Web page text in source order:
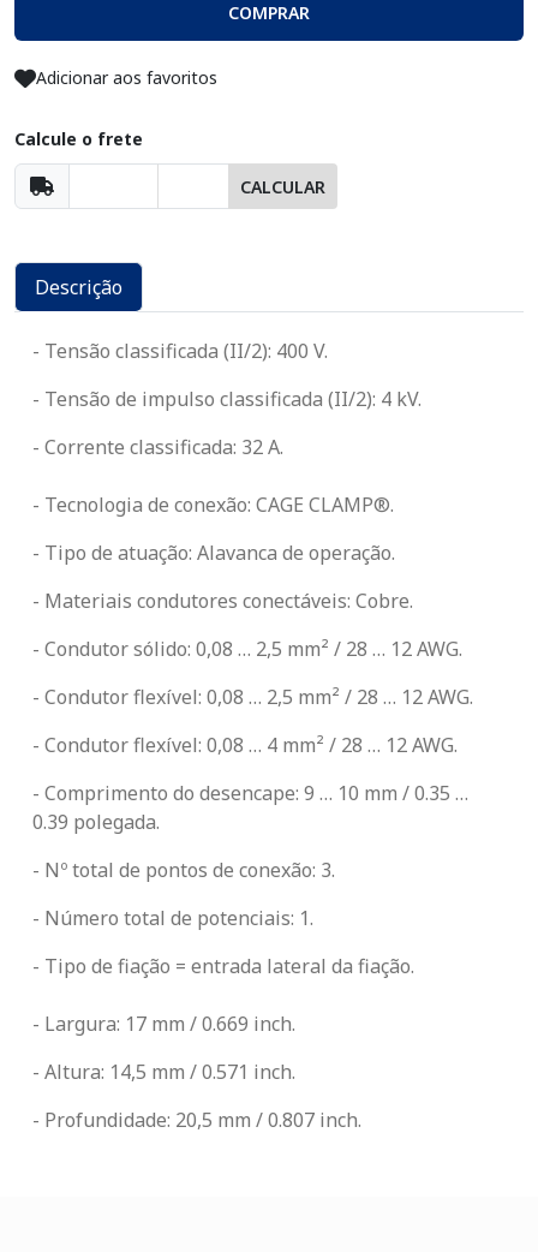
COMPRAR
Adicionar aos favoritos
Calcule o frete
CALCULAR
Descrição
- Tensão classificada (II/2): 400 V.
- Tensão de impulso classificada (II/2): 4 kV.
- Corrente classificada: 32 A.
- Tecnologia de conexão: CAGE CLAMP®.
- Tipo de atuação: Alavanca de operação.
- Materiais condutores conectáveis: Cobre.
- Condutor sólido: 0,08 … 2,5 mm² / 28 … 12 AWG.
- Condutor flexível: 0,08 … 2,5 mm² / 28 … 12 AWG.
- Condutor flexível: 0,08 … 4 mm² / 28 … 12 AWG.
- Comprimento do desencape: 9 … 10 mm / 0.35 …
0.39 polegada.
- Nº total de pontos de conexão: 3.
- Número total de potenciais: 1.
- Tipo de fiação = entrada lateral da fiação.
- Largura: 17 mm / 0.669 inch.
- Altura: 14,5 mm / 0.571 inch.
- Profundidade: 20,5 mm / 0.807 inch.